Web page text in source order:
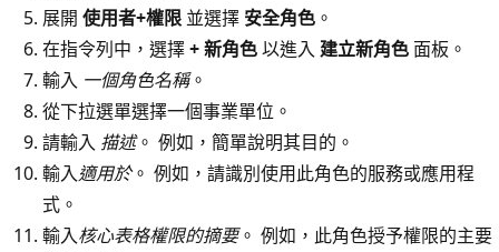
展開 使用者+權限 並選擇 安全角色 。
在指令列中，選擇+ 新角色以進入 建立新角色 面板。
輸入 一個角色名稱。
從下拉選單選擇一個事業單位。
請輸入 描述。 例如，簡單說明其目的。
輸入適用於。 例如，請識別使用此角色的服務或應用程
式。
輸入核心表格權限的摘要。 例如，此角色授予權限的主要